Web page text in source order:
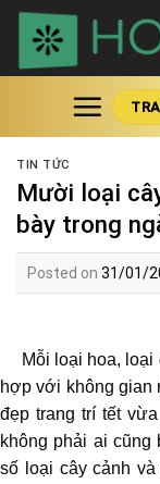
Skip
content
TIN TỨC
Mười loại
bày trong
Posted on 31/01/
Mỗi loại hoa, loại
hợp với không gian
đẹp trang trí tết
không phải ai cũng
số loại cây cảnh